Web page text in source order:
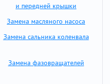
и передней крышки
Замена масляного насоса
Замена сальника коленвала
Замена фазовращателей